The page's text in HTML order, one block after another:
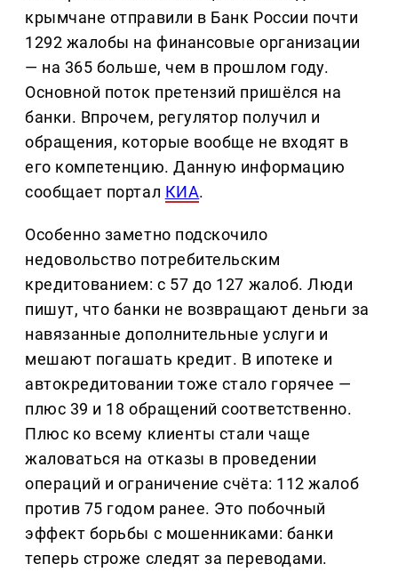
крымчане отправили в Банк России почти
1292 жалобы на финансовые организации
— на 365 больше, чем в прошлом году.
Основной поток претензий пришёлся на
банки. Впрочем, регулятор получил и
обращения, которые вообще не входят в
его компетенцию. Данную информацию
сообщает портал КИА.
Особенно заметно подскочило
недовольство потребительским
кредитованием: с 57 до 127 жалоб. Люди
пишут, что банки не возвращают деньги за
навязанные дополнительные услуги и
мешают погашать кредит. В ипотеке и
автокредитовании тоже стало горячее —
плюс 39 и 18 обращений соответственно.
Плюс ко всему клиенты стали чаще
жаловаться на отказы в проведении
операций и ограничение счёта: 112 жалоб
против 75 годом ранее. Это побочный
эффект борьбы с мошенниками: банки
теперь строже следят за переводами.